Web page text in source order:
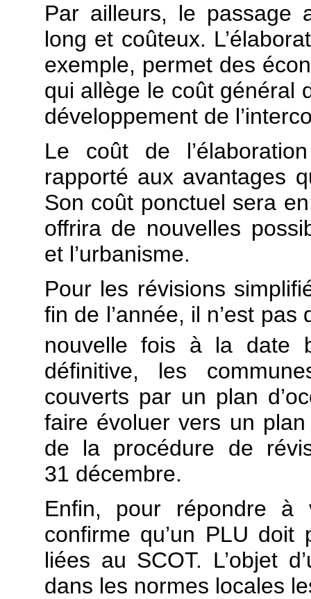
Par ailleurs, le passage
long et coûteux.
exemple, permet des
qui allège le coût général
développement de
Le coût de
rapporté aux avantages
Son coût ponctuel sera
offrira de nouvelles
et l’urbanisme.
Pour les révisions
fin de l’année, il n’est
nouvelle fois à la
définitive, les
couverts par un plan
faire évoluer vers un
de la procédure de
31 décembre.
Enfin, pour répondre à
confirme qu’un PLU
liées au SCOT. L’objet
dans les normes locales